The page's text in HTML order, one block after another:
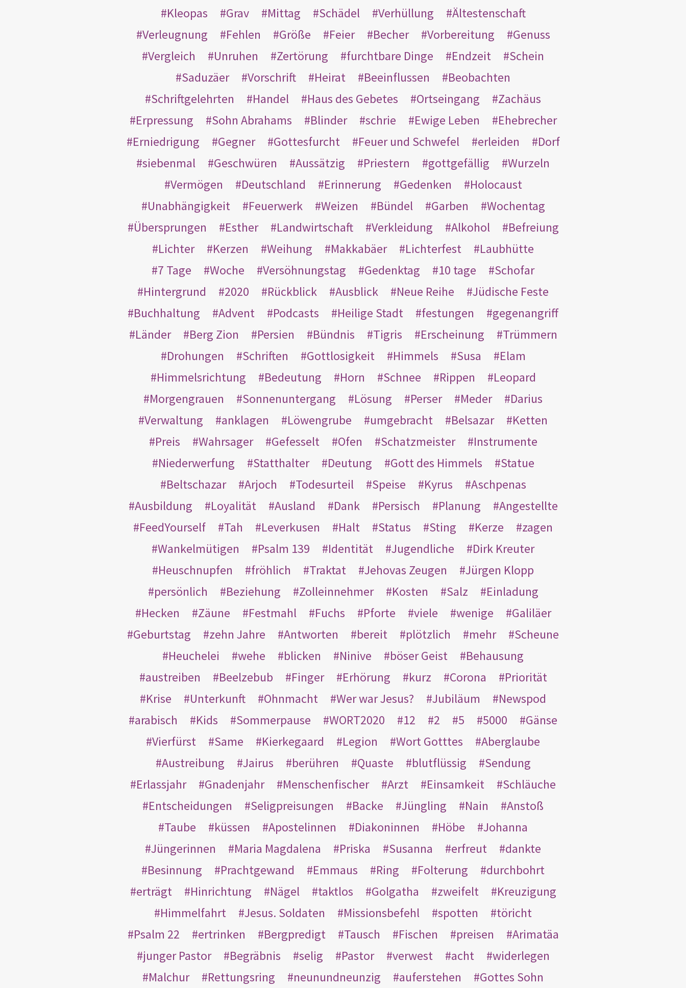
Kleopas
Grav Mittag Schädel Verhüllung
Ältestenschaft
Verleugnung
Fehlen Größe Feier Becher Vorbereitung
Genuss
Vergleich
Unruhen Zertörung furchtbare Dinge Endzeit
Schein
Saduzäer
Vorschrift Heirat Beeinflussen
Beobachten
Schriftgelehrten
Handel Haus des Gebetes Ortseingang
Zachäus
Erpressung
Sohn Abrahams Blinder schrie Ewige Leben
Ehebrecher
Erniedrigung
Gegner Gottesfurcht Feuer und Schwefel erleiden
Dorf
siebenmal
Geschwüren Aussätzig Priestern gottgefällig
Wurzeln
Vermögen
Deutschland Erinnerung Gedenken
Holocaust
Unabhängigkeit
Feuerwerk Weizen Bündel Garben
Wochentag
Übersprungen
Esther Landwirtschaft Verkleidung Alkohol
Befreiung
Lichter
Kerzen Weihung Makkabäer Lichterfest
Laubhütte
7 Tage
Woche Versöhnungstag Gedenktag 10 tage
Schofar
Hintergrund
2020 Rückblick Ausblick Neue Reihe
Jüdische Feste
Buchhaltung
Advent Podcasts Heilige Stadt festungen
gegenangriff
Länder
Berg Zion Persien Bündnis Tigris Erscheinung
Trümmern
Drohungen
Schriften Gottlosigkeit Himmels Susa
Elam
Himmelsrichtung
Bedeutung Horn Schnee Rippen
Leopard
Morgengrauen
Sonnenuntergang Lösung Perser Meder
Darius
Verwaltung
anklagen Löwengrube umgebracht Belsazar
Ketten
Preis
Wahrsager Gefesselt Ofen Schatzmeister
Instrumente
Niederwerfung
Statthalter Deutung Gott des Himmels
Statue
Beltschazar
Arjoch Todesurteil Speise Kyrus
Aschpenas
Ausbildung
Loyalität Ausland Dank Persisch Planung
Angestellte
FeedYourself
Tah Leverkusen Halt Status Sting Kerze
zagen
Wankelmütigen
Psalm 139 Identität Jugendliche
Dirk Kreuter
Heuschnupfen
fröhlich Traktat Jehovas Zeugen
Jürgen Klopp
persönlich
Beziehung Zolleinnehmer Kosten Salz
Einladung
Hecken
Zäune Festmahl Fuchs Pforte viele wenige
Galiläer
Geburtstag
zehn Jahre Antworten bereit plötzlich mehr
Scheune
Heuchelei
wehe blicken Ninive böser Geist
Behausung
austreiben
Beelzebub Finger Erhörung kurz Corona
Priorität
Krise
Unterkunft Ohnmacht Wer war Jesus? Jubiläum
Newspod
arabisch
Kids Sommerpause WORT2020 12 2 5 5000
Gänse
Vierfürst
Same Kierkegaard Legion Wort Gotttes
Aberglaube
Austreibung
Jairus berühren Quaste blutflüssig
Sendung
Erlassjahr
Gnadenjahr Menschenfischer Arzt Einsamkeit
Schläuche
Entscheidungen
Seligpreisungen Backe Jüngling Nain
Anstoß
Taube
küssen Apostelinnen Diakoninnen Höbe
Johanna
Jüngerinnen
Maria Magdalena Priska Susanna erfreut
dankte
Besinnung
Prachtgewand Emmaus Ring Folterung
durchbohrt
erträgt
Hinrichtung Nägel taktlos Golgatha zweifelt
Kreuzigung
Himmelfahrt
Jesus. Soldaten Missionsbefehl spotten
töricht
Psalm 22
ertrinken Bergpredigt Tausch Fischen preisen
Arimatäa
junger Pastor
Begräbnis selig Pastor verwest acht
widerlegen
Malchur
Rettungsring neunundneunzig auferstehen Gottes Sohn